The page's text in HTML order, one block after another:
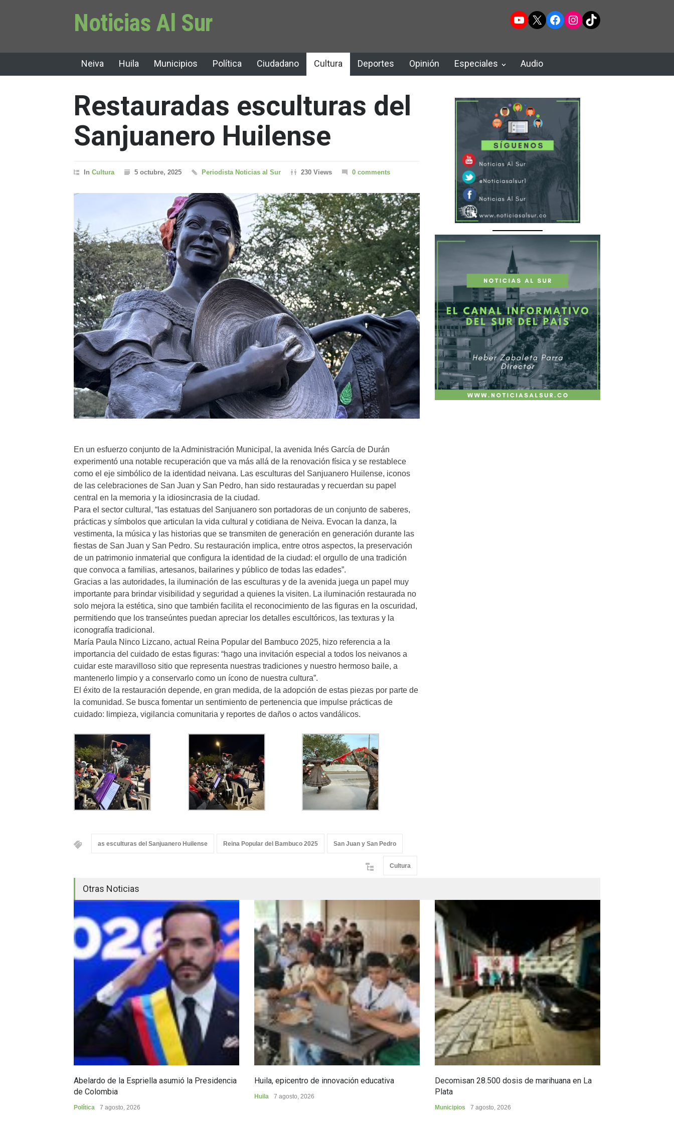
Noticias Al Sur YouTube
X Facebook
Instagram
TikTok
Neiva Huila Municipios Política Ciudadano Cultura Deportes Opinión Especiales Audio
Restauradas esculturas del
Sanjuanero Huilense
In Cultura 5 octubre, 2025 Periodista Noticias al Sur 230 Views 0 comments
En un esfuerzo conjunto de la Administración Municipal, la avenida Inés García de Durán
experimentó una notable recuperación que va más allá de la renovación física y se restablece
como el eje simbólico de la identidad neivana. Las esculturas del Sanjuanero Huilense, iconos
de las celebraciones de San Juan y San Pedro, han sido restauradas y recuerdan su papel
central en la memoria y la idiosincrasia de la ciudad.
Para el sector cultural, “las estatuas del Sanjuanero son portadoras de un conjunto de saberes,
prácticas y símbolos que articulan la vida cultural y cotidiana de Neiva. Evocan la danza, la
vestimenta, la música y las historias que se transmiten de generación en generación durante las
fiestas de San Juan y San Pedro. Su restauración implica, entre otros aspectos, la preservación
de un patrimonio inmaterial que configura la identidad de la ciudad: el orgullo de una tradición
que convoca a familias, artesanos, bailarines y público de todas las edades”.
Gracias a las autoridades, la iluminación de las esculturas y de la avenida juega un papel muy
importante para brindar visibilidad y seguridad a quienes la visiten. La iluminación restaurada no
solo mejora la estética, sino que también facilita el reconocimiento de las figuras en la oscuridad,
permitiendo que los transeúntes puedan apreciar los detalles escultóricos, las texturas y la
iconografía tradicional.
María Paula Ninco Lizcano, actual Reina Popular del Bambuco 2025, hizo referencia a la
importancia del cuidado de estas figuras: “hago una invitación especial a todos los neivanos a
cuidar este maravilloso sitio que representa nuestras tradiciones y nuestro hermoso baile, a
mantenerlo limpio y a conservarlo como un ícono de nuestra cultura”.
El éxito de la restauración depende, en gran medida, de la adopción de estas piezas por parte de
la comunidad. Se busca fomentar un sentimiento de pertenencia que impulse prácticas de
cuidado: limpieza, vigilancia comunitaria y reportes de daños o actos vandálicos.
as esculturas del Sanjuanero Huilense Reina Popular del Bambuco 2025 San Juan y San Pedro
Cultura
Otras Noticias
Abelardo de la Espriella asumió la Presidencia
de Colombia
Política 7 agosto, 2026
Huila, epicentro de innovación educativa
Huila 7 agosto, 2026
Decomisan 28.500 dosis de marihuana en La
Plata
Municipios 7 agosto, 2026